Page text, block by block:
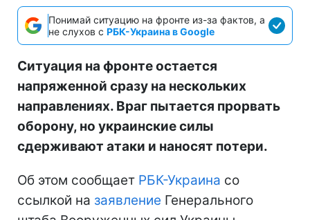
Понимай ситуацию на фронте из-за фактов, а
не слухов с РБК-Украина в Google
Ситуация на фронте остается
напряженной сразу на нескольких
направлениях. Враг пытается прорвать
оборону, но украинские силы
сдерживают атаки и наносят потери.
Об этом сообщает РБК-Украина со
ссылкой на заявление Генерального